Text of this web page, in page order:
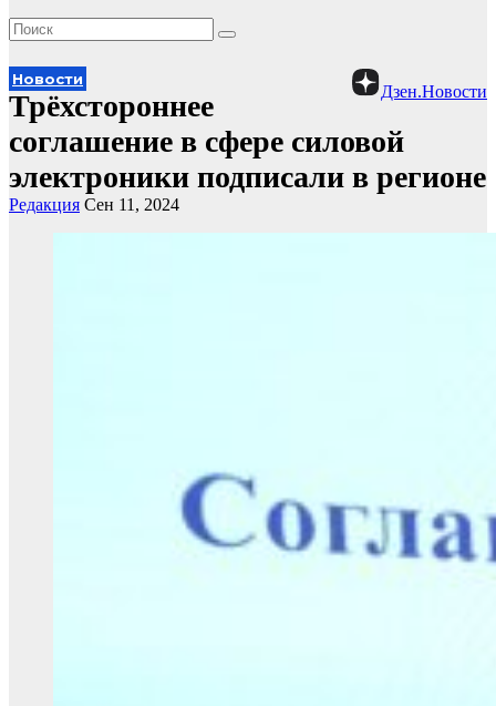
Дзен.Новости
Новости
Трёхстороннее
соглашение в сфере силовой
электроники подписали в регионе
Редакция Сен 11, 2024